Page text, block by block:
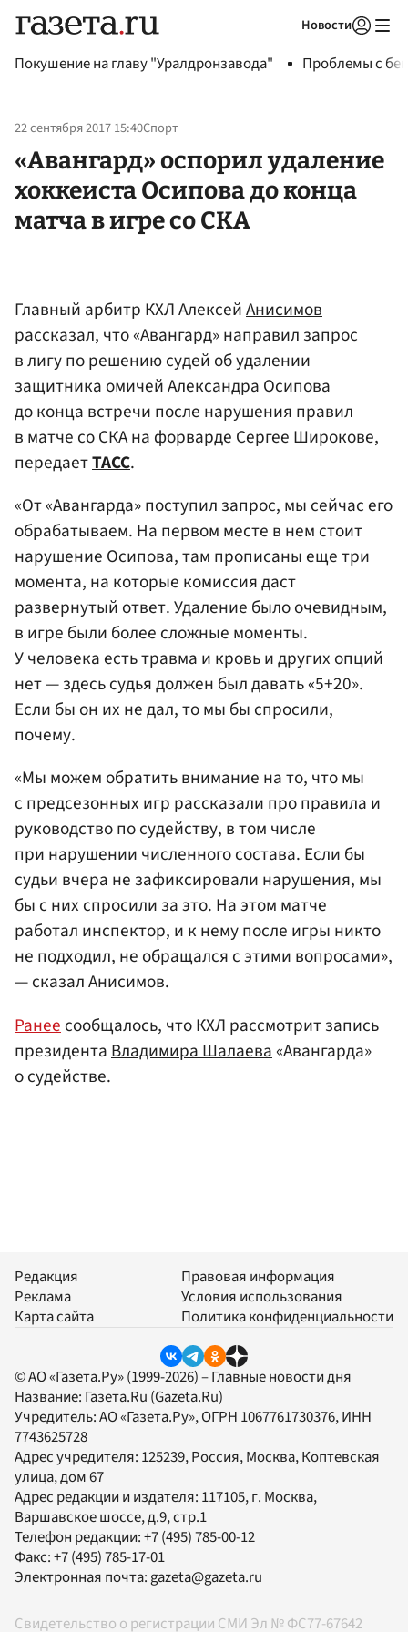
Новости
Покушение на главу "Уралдронзавода" Проблемы с
22 сентября 2017 15:40Спорт
«Авангард» оспорил удаление
хоккеиста Осипова до конца
матча в игре со СКА
Главный арбитр КХЛ АлексейАнисимов
рассказал, что «Авангард» направил запрос
в лигу по решению судей об удалении
защитника омичей АлександраОсипова
до конца встречи после нарушения правил
в матче со СКА на форвардеСергее Широкове,
передаетТАСС.
«От «Авангарда» поступил запрос, мы сейчас его
обрабатываем. На первом месте в нем стоит
нарушение Осипова, там прописаны еще три
момента, на которые комиссия даст
развернутый ответ. Удаление было очевидным,
в игре были более сложные моменты.
У человека есть травма и кровь и других опций
нет — здесь судья должен был давать «5+20».
Если бы он их не дал, то мы бы спросили,
почему.
«Мы можем обратить внимание на то, что мы
с предсезонных игр рассказали про правила и
руководство по судейству, в том числе
при нарушении численного состава. Если бы
судьи вчера не зафиксировали нарушения, мы
бы с них спросили за это. На этом матче
работал инспектор, и к нему после игры никто
не подходил, не обращался с этими вопросами»,
— сказал Анисимов.
Ранее сообщалось, что КХЛ рассмотрит запись
президента Владимира Шалаева«Авангарда»
о судействе.
Редакция
Реклама
Карта сайта
Правовая информация
Условия использования
Политика конфиденциальности
© АО «Газета.Ру» (1999-2026) – Главные новости дня
Название: Газета.Ru (Gazeta.Ru)
Учредитель:АО «Газета.Ру», ОГРН 1067761730376, ИНН
7743625728
Адрес учредителя: 125239, Россия, Москва, Коптевская
улица, дом 67
Адрес редакции и издателя: 117105, г. Москва,
Варшавское шоссе, д.9, стр.1
Телефон редакции:+7 (495) 785-00-12
Факс:+7 (495) 785-17-01
Электронная почта:gazeta@gazeta.ru
Свидетельство о регистрации СМИ Эл № ФС77-67642